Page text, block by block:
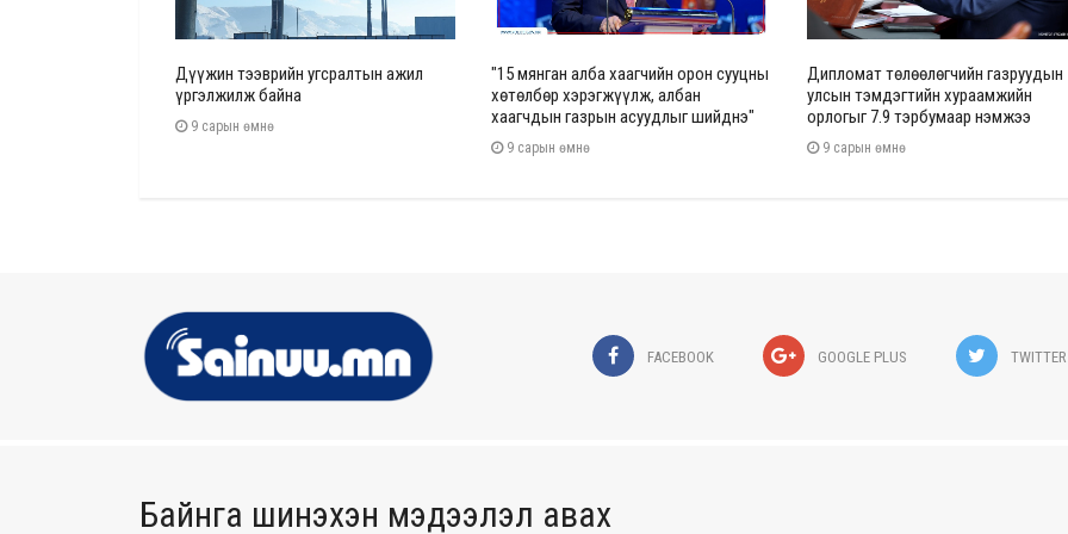
Дүүжин тээврийн угсралтын ажил
үргэлжилж байна
9 сарын өмнө
"15 мянган алба хаагчийн орон сууцны
хөтөлбөр хэрэгжүүлж, албан
хаагчдын газрын асуудлыг шийднэ"
9 сарын өмнө
Дипломат төлөөлөгчийн газруудын
улсын тэмдэгтийн хураамжийн
орлогыг 7.9 тэрбумаар нэмжээ
9 сарын өмнө
FACEBOOK GOOGLE PLUS TWITTER
Байнга шинэхэн мэдээлэл авах